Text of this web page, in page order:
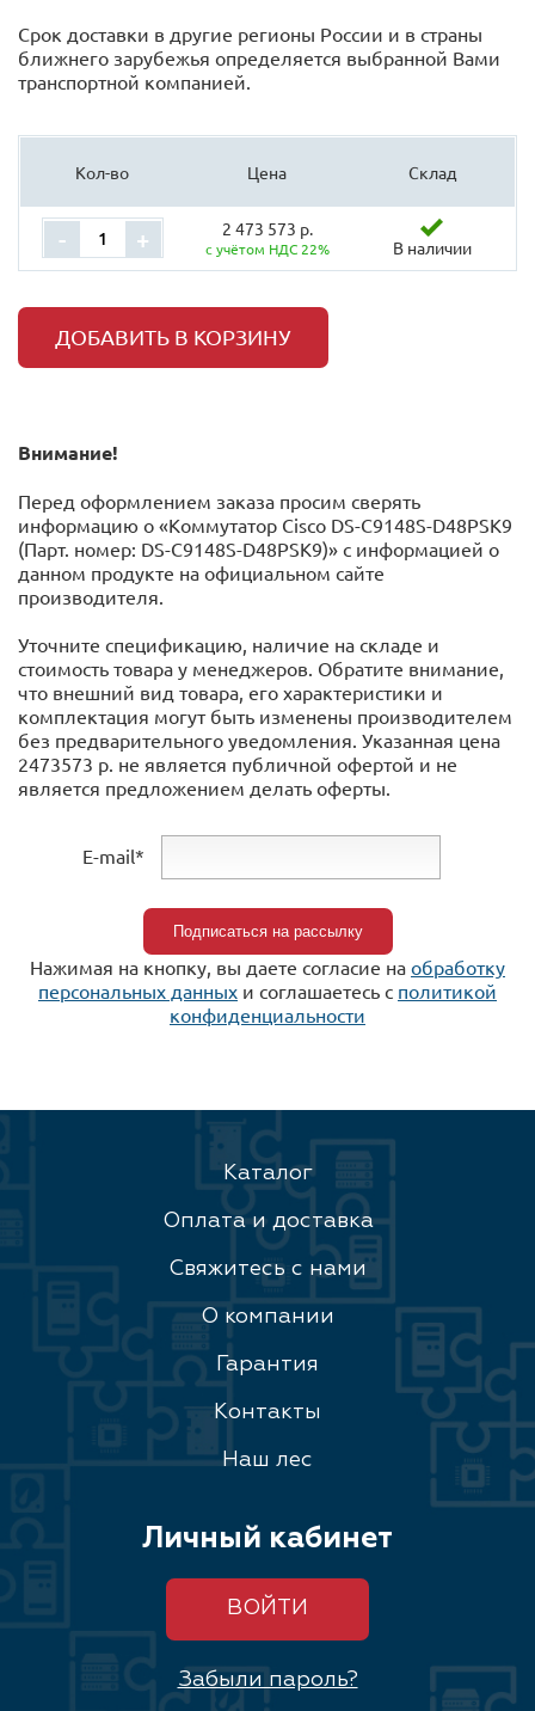
Срок доставки в другие регионы России и в страны
ближнего зарубежья определяется выбранной Вами
транспортной компанией.
Кол-во Цена Склад
- + 2 473 573 р.
с учётом НДС 22% В наличии
ДОБАВИТЬ В КОРЗИНУ
Внимание!
Перед оформлением заказа просим сверять
информацию о «Коммутатор Cisco DS-C9148S-D48PSK9
(Парт. номер: DS-C9148S-D48PSK9)» с информацией o
данном продукте на официальном сайте
производителя.
Уточните спецификацию, наличие на складе и
стоимость товара у менеджеров. Обратите внимание,
что внешний вид товара, его характеристики и
комплектация могут быть изменены производителем
без предварительного уведомления. Указанная цена
2473573 р. не является публичной офертой и не
является предложением делать оферты.
E-mail*
Нажимая на кнопку, вы даете согласие на обработку
персональных данных и соглашаетесь c политикой
конфиденциальности
Каталог
Оплата и доставка
Свяжитесь с нами
О компании
Гарантия
Контакты
Наш лес
Личный кабинет
ВОЙТИ
Забыли пароль?